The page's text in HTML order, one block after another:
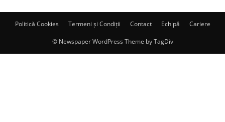
Politică Cookies Termeni și Condiții Contact Echipă Cariere
© Newspaper WordPress Theme by TagDiv